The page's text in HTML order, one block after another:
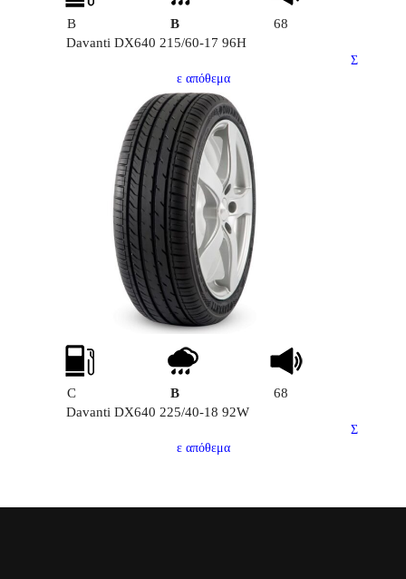
Β B
68
Davanti DX640 215/60-17 96Η
Σ
ε απόθεμα
C B
68
Davanti DX640 225/40-18 92W
Σ
ε απόθεμα